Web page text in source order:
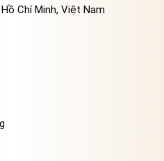
Chí Minh, Việt Nam